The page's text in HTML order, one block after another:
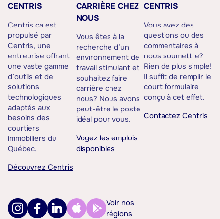
CENTRIS
Centris.ca est
propulsé par
Centris, une
entreprise offrant
une vaste gamme
d’outils et de
solutions
technologiques
adaptés aux
besoins des
courtiers
immobiliers du
Québec.
Découvrez Centris
CARRIÈRE CHEZ
NOUS
Vous êtes à la
recherche d’un
environnement de
travail stimulant et
souhaitez faire
carrière chez
nous? Nous avons
peut-être le poste
idéal pour vous.
Voyez les emplois
disponibles
CENTRIS
Vous avez des
questions ou des
commentaires à
nous soumettre?
Rien de plus simple!
Il suffit de remplir le
court formulaire
conçu à cet effet.
Contactez Centris
Voir nos
régions